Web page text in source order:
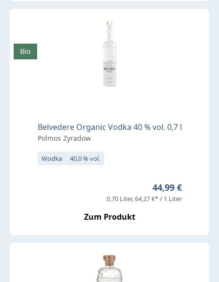
Belvedere Organic Vodka 40 % vol. 0,7 l
Polmos Zyradow
Wodka 40,0 % vol.
Regulärer Preis:
44,99 €
0,70 Liter 64,27 €* / 1 Liter
Zum Produkt
Bio